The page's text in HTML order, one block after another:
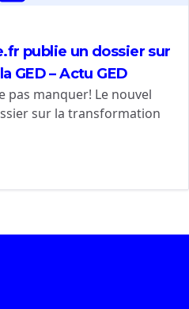
publie un dossier sur
GED – Actu GED
pas manquer! Le nouvel
sur la transformation